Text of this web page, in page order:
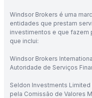
Windsor Brokers é uma
entidades que prestam
investimentos e que fazem
que inclui:
Windsor Brokers
Autoridade de Serviços
Seldon Investments
pela Comissão de Valores